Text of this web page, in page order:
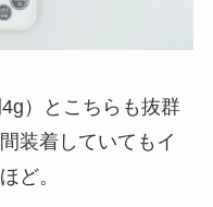
）とこちらも抜群
装着していてもイ
ど。